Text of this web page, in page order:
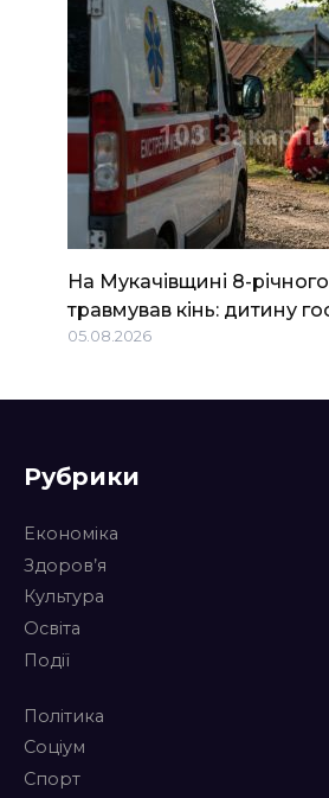
На Мукачівщині 8-
травмував кінь: дитину
05.08.2026
Рубрики
Економіка
Здоров’я
Культура
Освіта
Події
Політика
Соціум
Спорт